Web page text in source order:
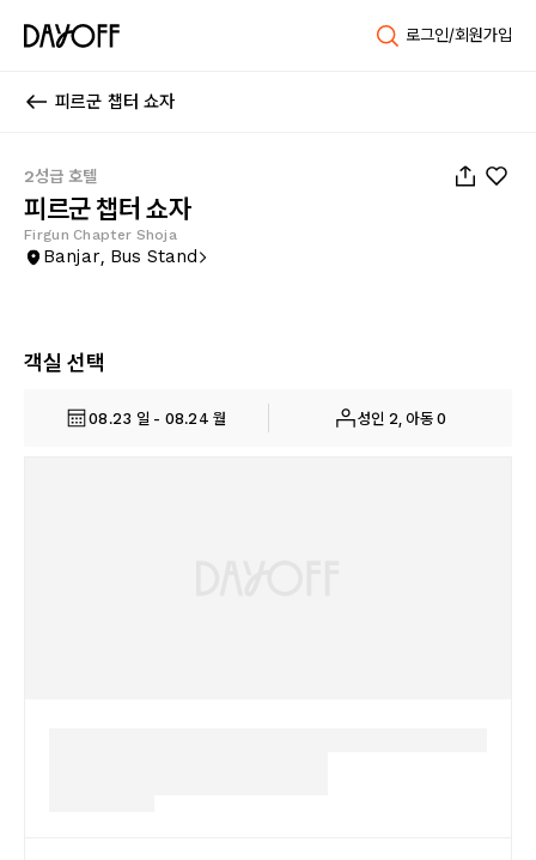
로그인/회원가입
피르군 챕터 쇼자
2성급 호텔
피르군 챕터 쇼자
Firgun Chapter Shoja
Banjar, Bus Stand
객실 선택
08.23 일 - 08.24 월 성인 2, 아동 0